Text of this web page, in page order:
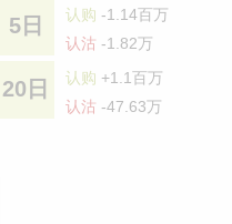
5日 认购 -1.14百万
认沽 -1.82万
20日 认购 +1.1百万
认沽 -47.63万